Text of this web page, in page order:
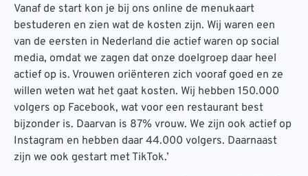
Vanaf de start kon je bij ons online de menukaart
bestuderen en zien wat de kosten zijn. Wij waren een
van de eersten in Nederland die actief waren op social
media, omdat we zagen dat onze doelgroep daar heel
actief op is. Vrouwen oriënteren zich vooraf goed en ze
willen weten wat het gaat kosten. Wij hebben 150.000
volgers op Facebook, wat voor een restaurant best
bijzonder is. Daarvan is 87% vrouw. We zijn ook actief op
Instagram en hebben daar 44.000 volgers. Daarnaast
zijn we ook gestart met TikTok.’